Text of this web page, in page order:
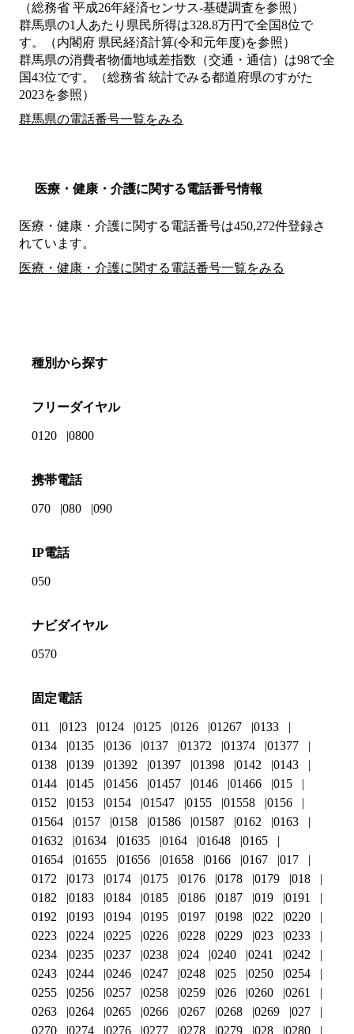
（総務省 平成26年経済センサス‐基礎調査を参照）
群馬県の1人あたり県民所得は328.8万円で全国8位で
す。（内閣府 県民経済計算(令和元年度)を参照）
群馬県の消費者物価地域差指数（交通・通信）は98で全
国43位です。（総務省 統計でみる都道府県のすがた
2023を参照）
群馬県の電話番号一覧をみる
医療・健康・介護に関する電話番号情報
医療・健康・介護に関する電話番号は450,272件登録さ
れています。
医療・健康・介護に関する電話番号一覧をみる
種別から探す
フリーダイヤル
0120 0800
携帯電話
070 080 090
IP電話
050
ナビダイヤル
0570
固定電話
011 0123 0124 0125 0126 01267
0133
0134
0135 0136 0137 01372 01374
01377
0138
0139 01392 01397 01398 0142
0143
0144
0145 01456 01457 0146 01466
015
0152
0153 0154 01547 0155 01558
0156
01564
0157 0158 01586 01587 0162
0163
01632
01634 01635 0164 01648
0165
01654
01655 01656 01658 0166 0167
017
0172
0173 0174 0175 0176 0178 0179
018
0182
0183 0184 0185 0186 0187 019
0191
0192
0193 0194 0195 0197 0198 022
0220
0223
0224 0225 0226 0228 0229 023
0233
0234
0235 0237 0238 024 0240 0241
0242
0243
0244 0246 0247 0248 025 0250
0254
0255
0256 0257 0258 0259 026 0260
0261
0263
0264 0265 0266 0267 0268 0269
027
0270
0274 0276 0277 0278 0279 028 0280